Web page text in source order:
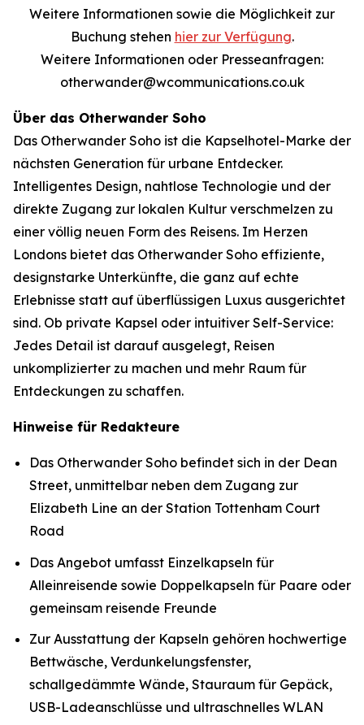
Weitere Informationen sowie die Möglichkeit zur
Buchung stehen hier zur Verfügung.
Weitere Informationen oder Presseanfragen:
otherwander@wcommunications.co.uk
Über das Otherwander Soho
Das Otherwander Soho ist die Kapselhotel-Marke der
nächsten Generation für urbane Entdecker.
Intelligentes Design, nahtlose Technologie und der
direkte Zugang zur lokalen Kultur verschmelzen zu
einer völlig neuen Form des Reisens. Im Herzen
Londons bietet das Otherwander Soho effiziente,
designstarke Unterkünfte, die ganz auf echte
Erlebnisse statt auf überflüssigen Luxus ausgerichtet
sind. Ob private Kapsel oder intuitiver Self-Service:
Jedes Detail ist darauf ausgelegt, Reisen
unkomplizierter zu machen und mehr Raum für
Entdeckungen zu schaffen.
Hinweise für Redakteure
Das Otherwander Soho befindet sich in der Dean
Street, unmittelbar neben dem Zugang zur
Elizabeth Line an der Station Tottenham Court
Road
Das Angebot umfasst Einzelkapseln für
Alleinreisende sowie Doppelkapseln für Paare oder
gemeinsam reisende Freunde
Zur Ausstattung der Kapseln gehören hochwertige
Bettwäsche, Verdunkelungsfenster,
schallgedämmte Wände, Stauraum für Gepäck,
USB-Ladeanschlüsse und ultraschnelles WLAN